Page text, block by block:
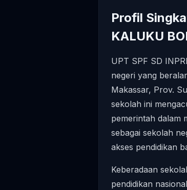
Profil
KALUKU
UPT SPF SD
negeri yang
Makassar, Prov.
sekolah ini
pemerintah dalam
sebagai sekolah
akses pendidikan
Keberadaan
pendidikan